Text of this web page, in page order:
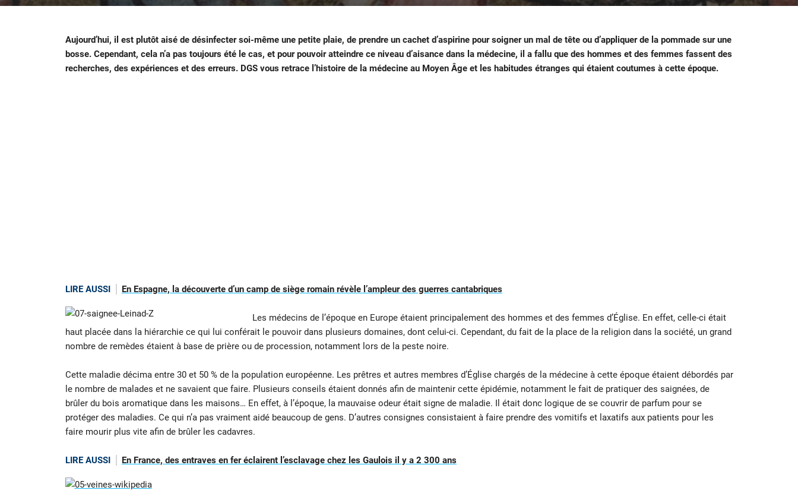
Aujourd’hui, il est plutôt aisé de désinfecter soi-même une petite plaie, de prendre un cachet d’aspirine pour soigner un mal de tête ou d’appliquer de la pommade sur une
bosse. Cependant, cela n’a pas toujours été le cas, et pour pouvoir atteindre ce niveau d’aisance dans la médecine, il a fallu que des hommes et des femmes fassent des
recherches, des expériences et des erreurs. DGS vous retrace l’histoire de la médecine au Moyen Âge et les habitudes étranges qui étaient coutumes à cette époque.
LIRE AUSSI En Espagne, la découverte d’un camp de siège romain révèle l’ampleur des guerres cantabriques
Les médecins de l’époque en Europe étaient principalement des hommes et des femmes d’Église. En effet, celle-ci était
haut placée dans la hiérarchie ce qui lui conférait le pouvoir dans plusieurs domaines, dont celui-ci. Cependant, du fait de la place de la religion dans la société, un grand
nombre de remèdes étaient à base de prière ou de procession, notamment lors de la peste noire.
Cette maladie décima entre 30 et 50 % de la population européenne. Les prêtres et autres membres d’Église chargés de la médecine à cette époque étaient débordés par
le nombre de malades et ne savaient que faire. Plusieurs conseils étaient donnés afin de maintenir cette épidémie, notamment le fait de pratiquer des saignées, de
brûler du bois aromatique dans les maisons… En effet, à l’époque, la mauvaise odeur était signe de maladie. Il était donc logique de se couvrir de parfum pour se
protéger des maladies. Ce qui n’a pas vraiment aidé beaucoup de gens. D’autres consignes consistaient à faire prendre des vomitifs et laxatifs aux patients pour les
faire mourir plus vite afin de brûler les cadavres.
LIRE AUSSI En France, des entraves en fer éclairent l’esclavage chez les Gaulois il y a 2 300 ans